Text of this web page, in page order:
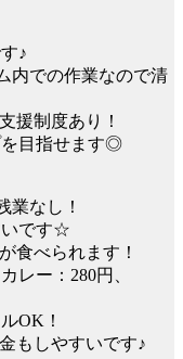
♪
内での作業なので清
援制度あり！
目指せます◎
業なし！
です☆
食べられます！
レー：280円、
OK！
もしやすいです♪